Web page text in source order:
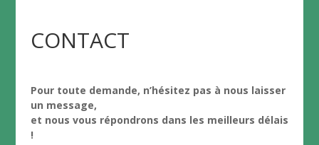
CONTACT
Pour toute demande, n’hésitez pas à nous laisser
un message,
et nous vous répondrons dans les meilleurs délais
!